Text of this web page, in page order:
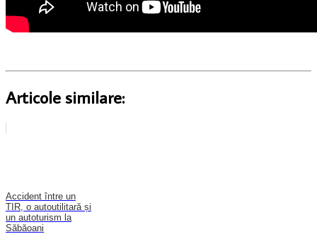
Articole similare:
Accident între un
TIR, o autoutilitară și
un autoturism la
Săbăoani